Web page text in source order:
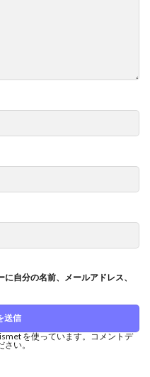
自分の名前、メールアドレス、
を使っています。コメントデ
さい。